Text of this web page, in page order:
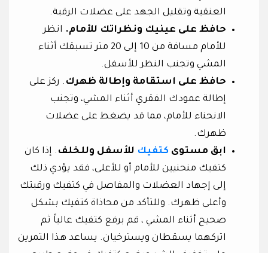
العنقية وتقليل الجهد على عضلات الرقبة.
حافظ على عينيك ونظراتك للأمام. انظر
للأمام مسافة من 10 إلى 20 متر تسبقك أثناء
المشي وتجنب النظر للأسفل.
حافظ على استقامة وإطالة ظهرك . ركز على
إطالة عمودك الفقري أثناء المشي، وتجنب
الانحناء للأمام، مما قد يضغط على عضلات
ظهرك.
ابق مستوى كتفيك للأسفل وللخلف . إذا كان
كتفيك منحنيين للأمام أو للأعلى، فقد يؤدي ذلك
إلى إجهاد العضلات والمفاصل في كتفيك ورقبتك
وأعلى ظهرك. وللتأكد من محاذاة كتفيك بشكل
صحيح أثناء المشي ، قم برفع كتفيك عالياً ثم
اتركهما يسقطان ويسترخيان. يساعد هذا التمرين